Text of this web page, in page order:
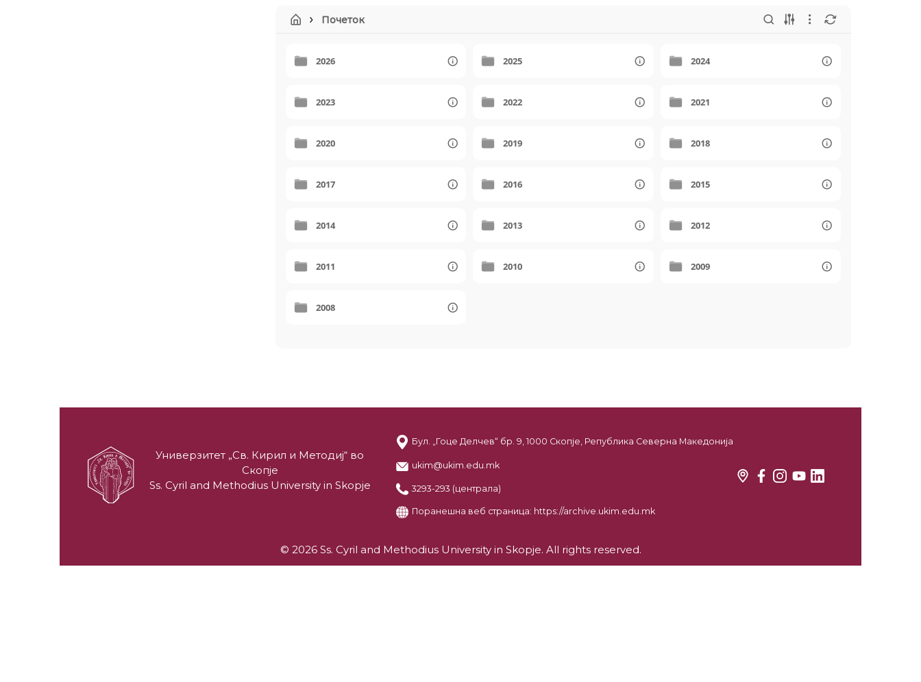
Почеток
2026 2025 2024
2023 2022 2021
2020 2019 2018
2017 2016 2015
2014 2013 2012
2011 2010 2009
2008
Универзитет „Св. Кирил и Методиј“ во
Скопје
Ss. Cyril and Methodius University in Skopje
Бул. „Гоце Делчев“ бр. 9, 1000 Скопје, Република Северна Македонија
ukim@ukim.edu.mk
3293-293 (централа)
Поранешна веб страница: https://archive.ukim.edu.mk
© 2026 Ss. Cyril and Methodius University in Skopje. All rights reserved.